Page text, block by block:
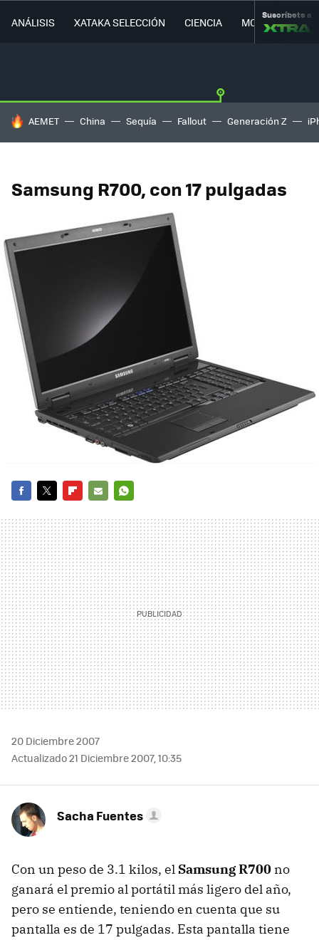
ANÁLISIS XATAKA SELECCIÓN CIENCIA MOVILIDAD
Suscríbete a
HOY SE HABLA DE
AEMET China Sequía Fallout Generación Z
Samsung R700, con 17 pulgadas
MAIL
20 Diciembre 2007
Actualizado 21 Diciembre 2007, 10:35
Sacha Fuentes
Con un peso de 3.1 kilos, el Samsung R700 no
ganará el premio al portátil más ligero del año,
pero se entiende, teniendo en cuenta que su
pantalla es de 17 pulgadas. Esta pantalla tiene